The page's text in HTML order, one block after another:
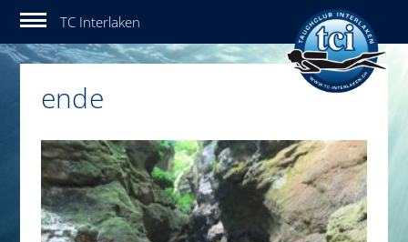
Tauchclub Interlaken
ende